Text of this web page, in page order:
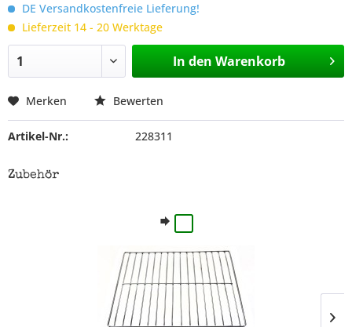
DE Versandkostenfreie Lieferung!
Lieferzeit 14 - 20 Werktage
In den Warenkorb
Merken Bewerten
Artikel-Nr.: 228311
Zubehör